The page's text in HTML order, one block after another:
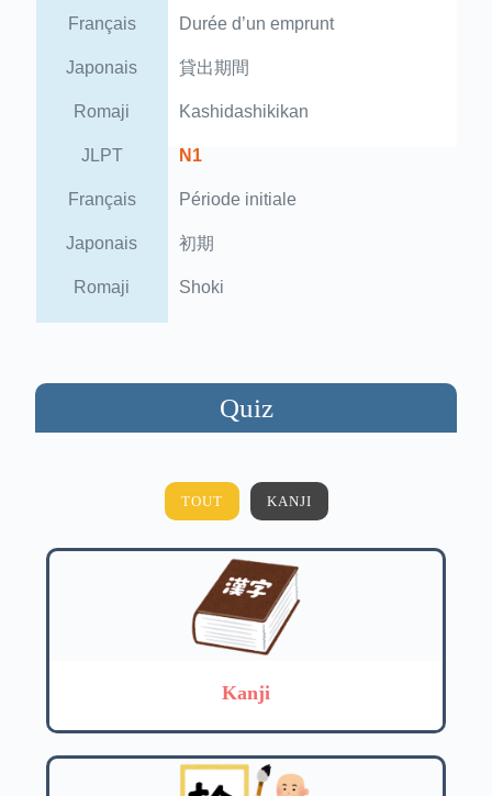
Français Durée d’un emprunt
Japonais 貸出期間
Romaji Kashidashikikan
JLPT N1
Français Période initiale
Japonais 初期
Romaji Shoki
Quiz
TOUT KANJI
Kanji